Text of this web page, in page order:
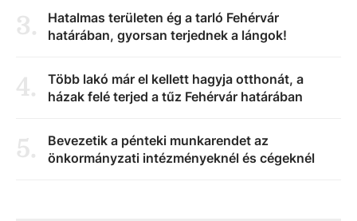
3.
Hatalmas területen ég a tarló Fehérvár
határában, gyorsan terjednek a lángok!
4.
Több lakó már el kellett hagyja otthonát, a
házak felé terjed a tűz Fehérvár határában
5.
Bevezetik a pénteki munkarendet az
önkormányzati intézményeknél és cégeknél